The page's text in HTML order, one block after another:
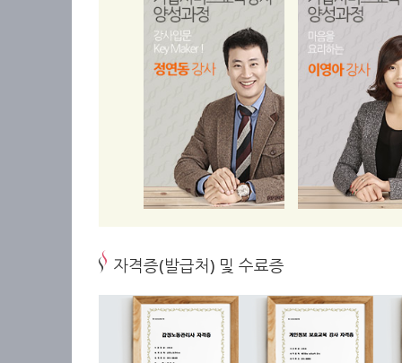
자격증(발급처) 및 수료증